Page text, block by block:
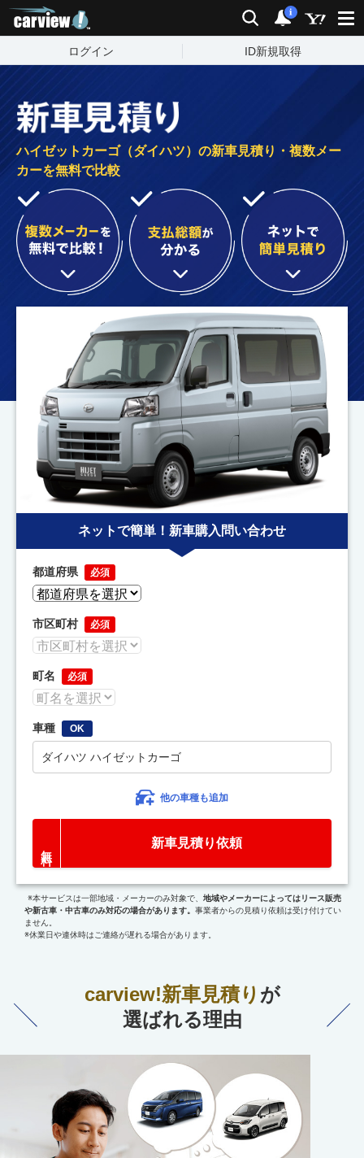
検索 通知
i
ログイン ID新規取得
ハイゼットカーゴ（ダイハツ）の新車見積り・複数メー
カーを無料で比較
ネットで簡単！新車購入問い合わせ
都道府県 必須
市区町村 必須
町名 必須
車種 OK
ダイハツ ハイゼットカーゴ
他の車種も追加
新車見積り依頼
※本サービスは一部地域・メーカーのみ対象で、 地域やメーカーによってはリース販売
や新古車・中古車のみ対応の場合があります。 事業者からの見積り依頼は受け付けてい
ません。
※休業日や連休時はご連絡が遅れる場合があります。
carview!新車見積り が
選ばれる理由